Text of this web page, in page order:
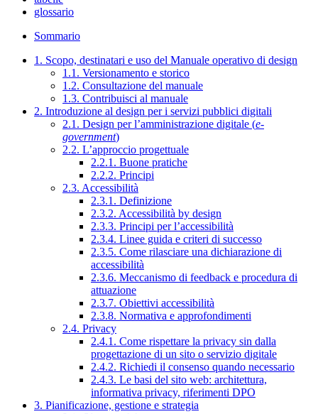
glossario
Sommario
1. Scopo, destinatari e uso del Manuale operativo di design
1.1. Versionamento e storico
1.2. Consultazione del manuale
1.3. Contribuisci al manuale
2. Introduzione al design per i servizi pubblici digitali
2.1. Design per l’amministrazione digitale (e-
government)
2.2. L’approccio progettuale
2.2.1. Buone pratiche
2.2.2. Principi
2.3. Accessibilità
2.3.1. Definizione
2.3.2. Accessibilità by design
2.3.3. Principi per l’accessibilità
2.3.4. Linee guida e criteri di successo
2.3.5. Come rilasciare una dichiarazione di
accessibilità
2.3.6. Meccanismo di feedback e procedura di
attuazione
2.3.7. Obiettivi accessibilità
2.3.8. Normativa e approfondimenti
2.4. Privacy
2.4.1. Come rispettare la privacy sin dalla
progettazione di un sito o servizio digitale
2.4.2. Richiedi il consenso quando necessario
2.4.3. Le basi del sito web: architettura,
informativa privacy, riferimenti DPO
3. Pianificazione, gestione e strategia